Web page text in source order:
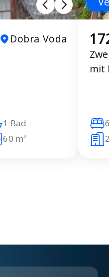
Dobra Voda
1 Bad
60 m²
mit